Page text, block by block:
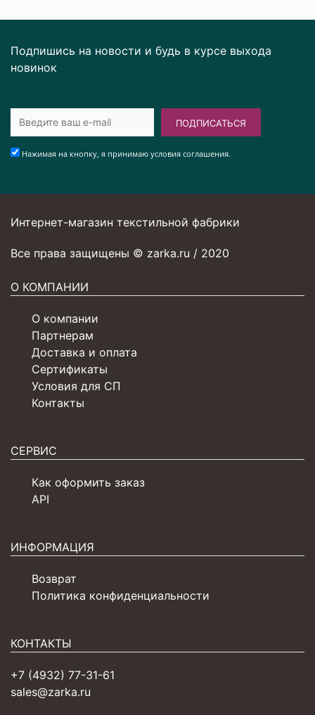
Подпишись на новости и будь в курсе выхода
новинок
ПОДПИСАТЬСЯ
Нажимая на кнопку, я принимаю условия соглашения.
Интернет-магазин текстильной фабрики
Все права защищены © zarka.ru / 2020
О КОМПАНИИ
О компании
Партнерам
Доставка и оплата
Сертификаты
Условия для СП
Контакты
СЕРВИС
Как оформить заказ
API
ИНФОРМАЦИЯ
Возврат
Политика конфиденциальности
КОНТАКТЫ
+7 (4932) 77-31-61
sales@zarka.ru